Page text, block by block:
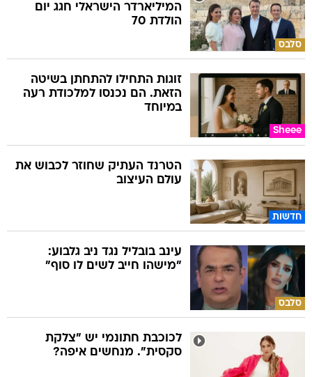
סלבס
המיליארדר הישראלי חגג יום
הולדת 70
Sheee
זוגות התחילו להתחתן בשיטה
הזאת. הם נכנסו למלכודת רעה
במיוחד
חדשות
הטרנד העתיק שחוזר לכבוש את
עולם העיצוב
סלבס
עינב בובליל נגד ניב גלבוע:
"מישהו חייב לשים לו סוף"
לכוכבת חתונמי יש "צלקת
סקסית". מנחשים איפה?